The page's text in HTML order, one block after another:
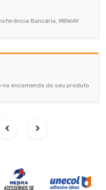
Bancária, MBWAY
na encomenda do seu produto